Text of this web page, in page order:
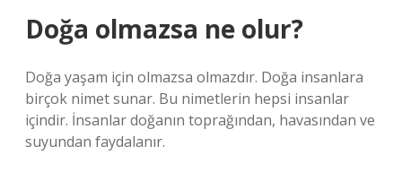
Doğa olmazsa ne olur?
Doğa yaşam için olmazsa olmazdır. Doğa insanlara
birçok nimet sunar. Bu nimetlerin hepsi insanlar
içindir. İnsanlar doğanın toprağından, havasından ve
suyundan faydalanır.